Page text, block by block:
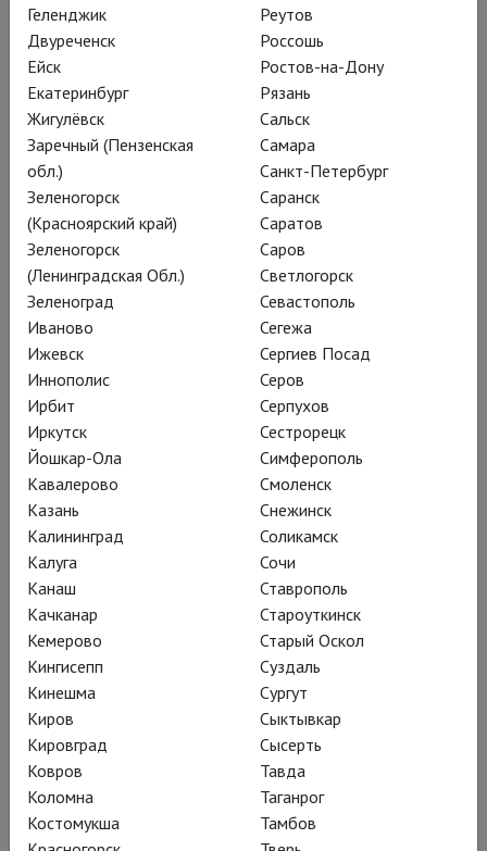
07.07.2026
Северные одиссеи: Былое и люди
Баба Тося, всю себя отдавшая детям и внукам,
остаётся без кола и двора, мыкается по чужим углам,
сохраняя толику надежды: спектакль Сойжин
Жамбаловой «Бабуся» в Няганском ТЮЗе
Театральная версия киносценария не отступает от
событийного ряда фильма Лидии Бобровой. Но если фильм
2003-го года – трагикомическая и сентиментальная
хроника постсоветской России, то спектакль Сойжин
Жамбаловой – вневременной, мифологический эпос. И –
сюрприз! – почти мюзикл…
16.06.2026
Геленджик
Двуреченск
Ейск
Екатеринбург
Жигулёвск
Заречный (Пензенская
обл.)
Зеленогорск
(Красноярский край)
Зеленогорск
(Ленинградская Обл.)
Зеленоград
Иваново
Ижевск
Иннополис
Ирбит
Иркутск
Йошкар-Ола
Кавалерово
Казань
Калининград
Калуга
Канаш
Качканар
Кемерово
Кингисепп
Кинешма
Киров
Кировград
Ковров
Коломна
Костомукша
Реутов
Россошь
Ростов-на-Дону
Рязань
Сальск
Самара
Санкт-Петербург
Саранск
Саратов
Саров
Светлогорск
Севастополь
Сегежа
Сергиев Посад
Серов
Серпухов
Сестрорецк
Симферополь
Смоленск
Снежинск
Соликамск
Сочи
Ставрополь
Староуткинск
Старый Оскол
Суздаль
Сургут
Сыктывкар
Сысерть
Тавда
Таганрог
Тамбов